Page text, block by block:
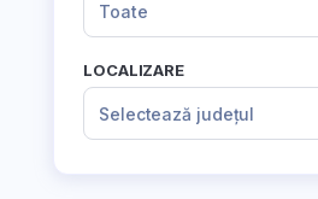
Toate
LOCALIZARE
Selectează județul